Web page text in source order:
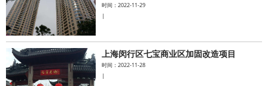
时间：2022-11-29
|
上海闵行区七宝商业区加固改造项目
时间：2022-11-28
|